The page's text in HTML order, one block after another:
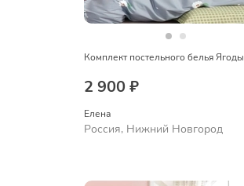
Комплект постельного белья Ягоды
2 900 ₽
Елена
Россия, Нижний Новгород